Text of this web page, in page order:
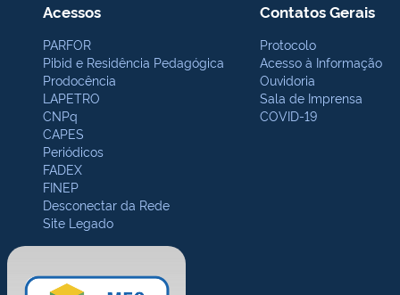
Acessos
PARFOR
Pibid e Residência Pedagógica
Prodocência
LAPETRO
CNPq
CAPES
Periódicos
FADEX
FINEP
Desconectar da Rede
Site Legado
Contatos Gerais
Protocolo
Acesso à Informação
Ouvidoria
Sala de Imprensa
COVID-19